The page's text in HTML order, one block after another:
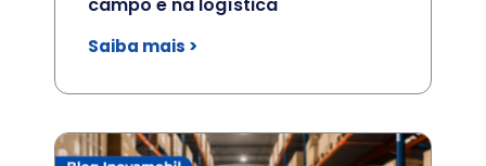
campo e na logística
Saiba mais >